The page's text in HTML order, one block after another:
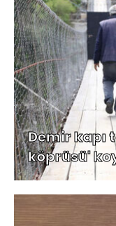
Demir kapı
köprüsü'